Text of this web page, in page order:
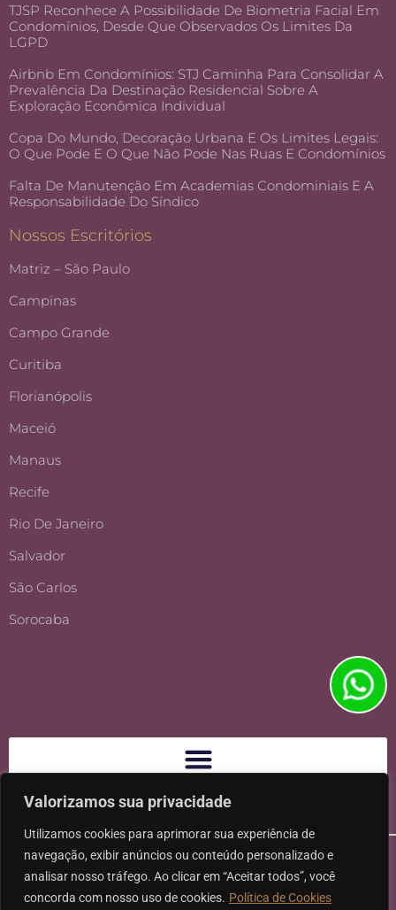
Valorizamos sua privacidade
Utilizamos cookies para aprimorar sua experiência de
navegação, exibir anúncios ou conteúdo personalizado e
analisar nosso tráfego. Ao clicar em “Aceitar todos”, você
concorda com nosso uso de cookies. Política de Cookies
TJSP Reconhece A Possibilidade De Biometria Facial Em
Condomínios, Desde Que Observados Os Limites Da
LGPD
Airbnb Em Condomínios: STJ Caminha Para Consolidar A
Prevalência Da Destinação Residencial Sobre A
Exploração Econômica Individual
Copa Do Mundo, Decoração Urbana E Os Limites Legais:
O Que Pode E O Que Não Pode Nas Ruas E Condomínios
Falta De Manutenção Em Academias Condominiais E A
Responsabilidade Do Síndico
Nossos Escritórios
Matriz – São Paulo
Campinas
Campo Grande
Curitiba
Florianópolis
Maceió
Manaus
Recife
Rio De Janeiro
Salvador
São Carlos
Sorocaba